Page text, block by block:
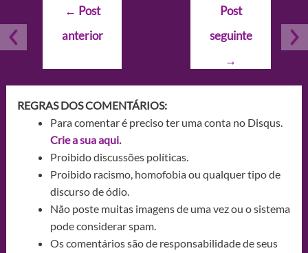
Navegação
Post
← Post
anterior
Post
seguinte
→
REGRAS DOS COMENTÁRIOS:
Para comentar é preciso ter uma conta no Disqus.
Crie a sua aqui.
Proibido discussões políticas.
Proibido racismo, homofobia ou qualquer tipo de
discurso de ódio.
Não poste muitas imagens de uma vez ou o sistema
pode considerar spam.
Os comentários são de responsabilidade de seus